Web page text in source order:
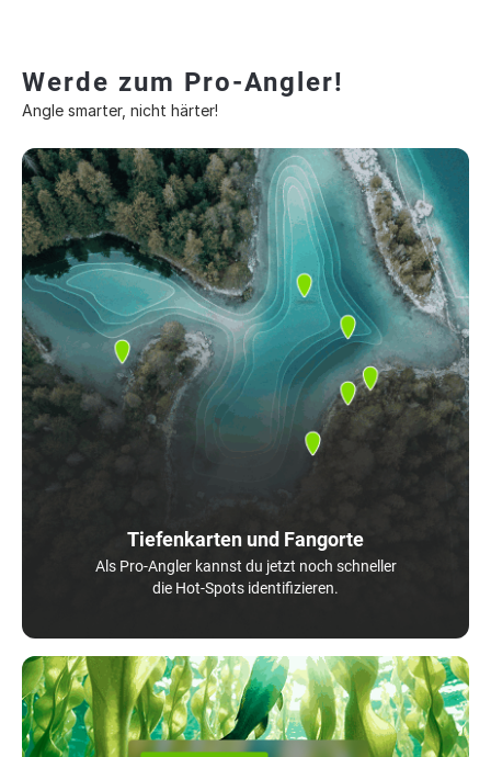
Werde zum Pro-Angler!
Angle smarter, nicht härter!
Tiefenkarten und Fangorte
Als Pro-Angler kannst du jetzt noch schneller
die Hot-Spots identifizieren.